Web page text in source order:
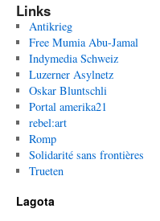
Links
Antikrieg
Free Mumia Abu-Jamal
Indymedia Schweiz
Luzerner Asylnetz
Oskar Bluntschli
Portal amerika21
rebel:art
Romp
Solidarité sans frontières
Trueten
Lagota